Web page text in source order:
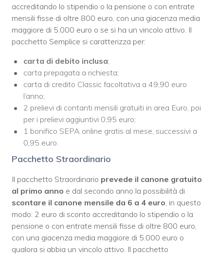
accreditando lo stipendio o la pensione o con entrate
mensili fisse di oltre 800 euro, con una giacenza media
maggiore di 5.000 euro o se si ha un vincolo attivo. Il
pacchetto Semplice si caratterizza per:
carta di debito inclusa;
carta prepagata a richiesta;
carta di credito Classic facoltativa a 49,90 euro
l’anno;
2 prelievi di contanti mensili gratuiti in area Euro, poi
per i prelievi aggiuntivi 0,95 euro;
1 bonifico SEPA online gratis al mese, successivi a
0,95 euro.
Pacchetto Straordinario
Il pacchetto Straordinario prevede il canone gratuito
al primo anno e dal secondo anno la possibilità di
scontare il canone mensile da 6 a 4 euro , in questo
modo: 2 euro di sconto accreditando lo stipendio o la
pensione o con entrate mensili fisse di oltre 800 euro,
con una giacenza media maggiore di 5.000 euro o
qualora si abbia un vincolo attivo. Il pacchetto